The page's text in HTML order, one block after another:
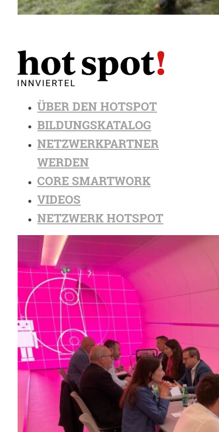
ÜBER DEN HOTSPOT
BILDUNGSKATALOG
NETZWERKPARTNER
WERDEN
CORE SMARTWORK
VIDEOS
NETZWERK HOTSPOT